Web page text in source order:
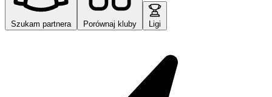
Szukam partnera Porównaj kluby Ligi